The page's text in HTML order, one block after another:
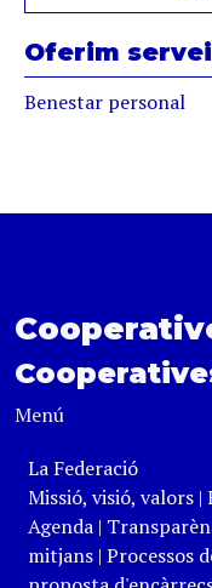
Oferim
Benestar personal
Menú
La Federació
Missió, visió, valors|
Agenda |
mitjans| Processos